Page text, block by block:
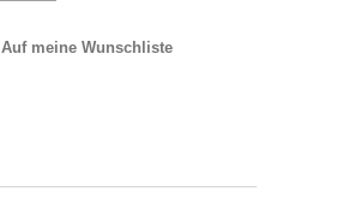
Auf meine Wunschliste